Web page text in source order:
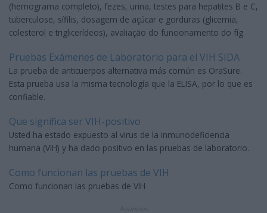
(hemograma completo), fezes, urina, testes para hepatites B e C,
tuberculose, sífilis, dosagem de açúcar e gorduras (glicemia,
colesterol e triglicerídeos), avaliação do funcionamento do fíg
Pruebas Exámenes de Laboratorio para el VIH SIDA
La prueba de anticuerpos alternativa más común es OraSure.
Esta prueba usa la misma tecnología que la ELISA, por lo que es
confiable.
Que significa ser VIH-positivo
Usted ha estado expuesto al virus de la inmunodeficiencia
humana (VIH) y ha dado positivo en las pruebas de laboratorio.
Como funcionan las pruebas de VIH
Como funcionan las pruebas de VIH